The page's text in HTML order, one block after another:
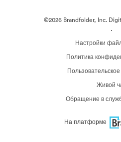
©2026 Brandfolder, Inc.
·
Настройки
Политика
Живой
Обращение в
На платформе